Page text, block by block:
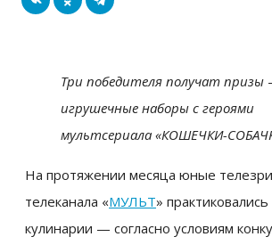
Три победителя получат призы
игрушечные наборы с героями
мультсериала «КОШЕЧКИ-
На протяжении месяца юные
телеканала «МУЛЬТ» практиковались
кулинарии — согласно условиям